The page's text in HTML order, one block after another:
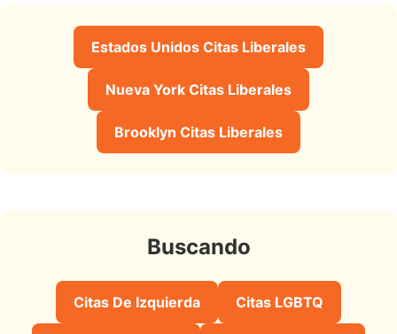
Estados Unidos Citas Liberales
Nueva York Citas Liberales
Brooklyn Citas Liberales
Buscando
Citas De Izquierda Citas LGBTQ